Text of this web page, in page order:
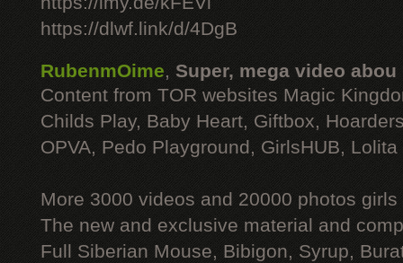
https://dlwf.link/d/4DgB
RubenmOime, Super, mega video abou
Content from TOR websites Magic
Childs Play, Baby Heart, Giftbox,
OPVA, Pedo Playground, GirlsHUB, Lolita
More 3000 videos and 20000 photos
The new and exclusive material and
Full Siberian Mouse, Bibigon, Syrup,